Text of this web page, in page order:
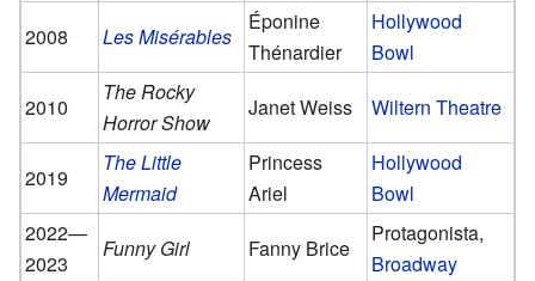
2008 Les Misérables
Éponine
Thénardier
Hollywood
Bowl
2010
The Rocky
Horror Show
Janet Weiss Wiltern Theatre
2019
The Little
Mermaid
Princess
Ariel
Hollywood
Bowl
2022—
2023
Funny Girl Fanny Brice
Protagonista,
Broadway